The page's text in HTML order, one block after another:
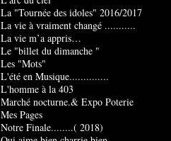
La "Tournée des idoles" 2016/2017
La vie à vraiment changé ...........
La vie m’a appris…
Le "billet du dimanche "
Les "Mots"
L'été en Musique..............
L'homme à la 403
Marché nocturne.& Expo Poterie
Mes Pages
Notre Finale........( 2018)